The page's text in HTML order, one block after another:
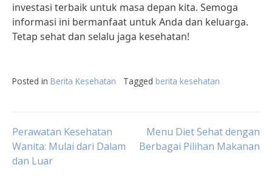
investasi terbaik untuk masa depan kita. Semoga
informasi ini bermanfaat untuk Anda dan keluarga.
Tetap sehat dan selalu jaga kesehatan!
Posted in Berita Kesehatan Tagged berita kesehatan
Post
navigation
Perawatan Kesehatan
Wanita: Mulai dari Dalam
dan Luar
Menu Diet Sehat dengan
Berbagai Pilihan Makanan